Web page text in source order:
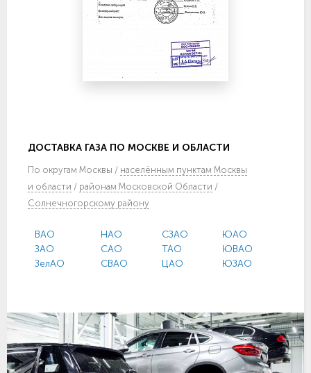
ДОСТАВКА ГАЗА ПО МОСКВЕ И ОБЛАСТИ
По округам Москвы / населённым пунктам Москвы
и области / районам Московской Области /
Солнечногорскому району
ВАО
ЗАО
ЗелАО
НАО
САО
СВАО
СЗАО
ТАО
ЦАО
ЮАО
ЮВАО
ЮЗАО